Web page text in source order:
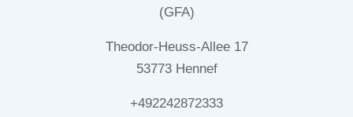
(GFA)
Theodor-Heuss-Allee 17
53773 Hennef
+492242872333